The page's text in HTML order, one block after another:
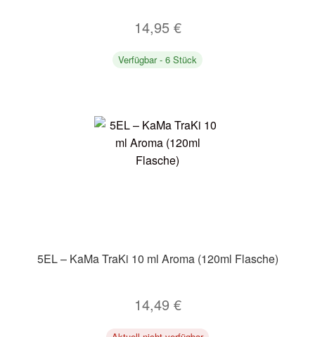
14,95 €
Verfügbar - 6 Stück
5EL – KaMa TraKi 10 ml Aroma (120ml Flasche)
14,49 €